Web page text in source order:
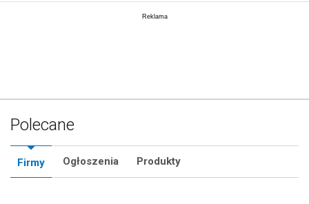
Polecane
Firmy Ogłoszenia Produkty